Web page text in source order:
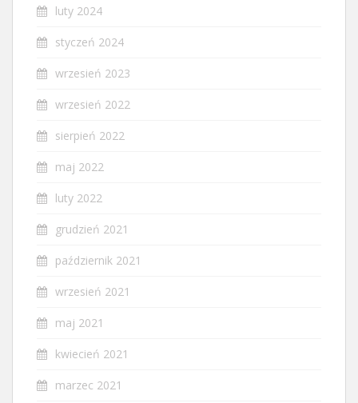
luty 2024
styczeń 2024
wrzesień 2023
wrzesień 2022
sierpień 2022
maj 2022
luty 2022
grudzień 2021
październik 2021
wrzesień 2021
maj 2021
kwiecień 2021
marzec 2021